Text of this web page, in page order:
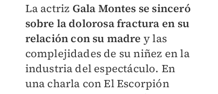
La actriz Gala Montes se sinceró
sobre la dolorosa fractura en su
relación con su madre y las
complejidades de su niñez en la
industria del espectáculo. En
una charla con El Escorpión